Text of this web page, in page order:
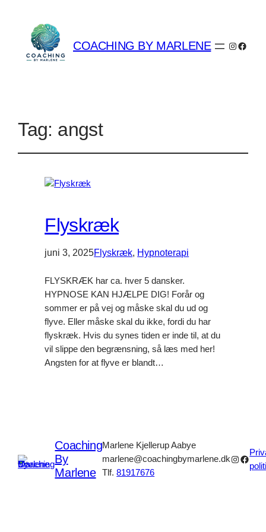
COACHING BY MARLENE
Tag: angst
Flyskræk
juni 3, 2025Flyskræk, Hypnoterapi
FLYSKRÆK har ca. hver 5 dansker.
HYPNOSE KAN HJÆLPE DIG! Forår og
sommer er på vej og måske skal du ud og
flyve. Eller måske skal du ikke, fordi du har
flyskræk. Hvis du synes tiden er inde til, at du
vil slippe den begrænsning, så læs med her!
Angsten for at flyve er blandt…
Coaching
By
Marlene
Marlene Kjellerup Aabye
marlene@coachingbymarlene.dk
Tlf.81917676